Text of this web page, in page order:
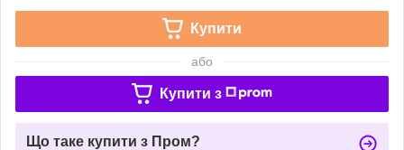
Купити
або
Купити з
Що таке купити з Пром?